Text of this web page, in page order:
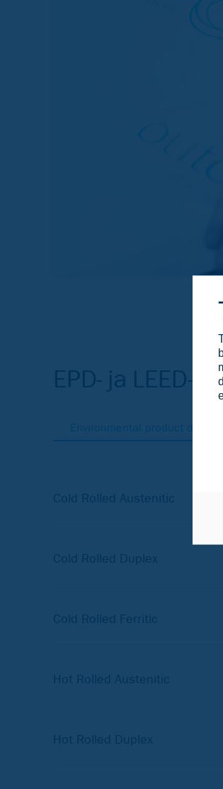
EPD- ja LEED-
Environmental product
Cold Rolled Austenitic
Cold Rolled Duplex
Cold Rolled Ferritic
Hot Rolled Austenitic
Hot Rolled Duplex